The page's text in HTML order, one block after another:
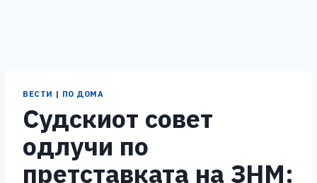
ВЕСТИ | ПО ДОМА
Судскиот совет
одлучи по
претставката на ЗНМ: